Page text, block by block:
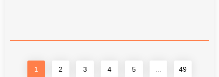
1 2 3 4 5 49